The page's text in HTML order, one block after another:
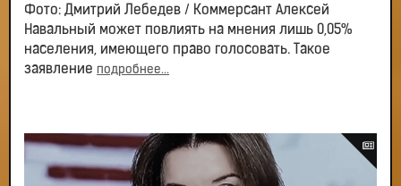
Фото: Дмитрий Лебедев / Коммерсант Алексей
Навальный может повлиять на мнения лишь 0,05%
населения, имеющего право голосовать. Такое
заявление подробнее...